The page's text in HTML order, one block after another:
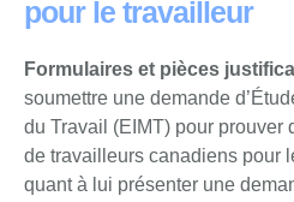
pour le travailleur
Formulaires et pièces
soumettre une demande
du Travail (EIMT) pour prouver
de travailleurs canadiens pour
quant à lui présenter une